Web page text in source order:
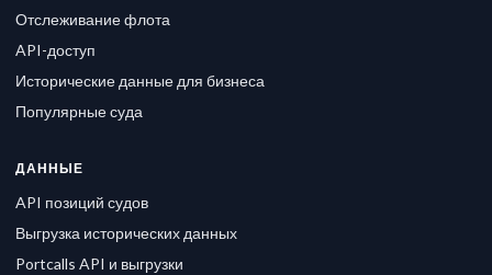
Отслеживание флота
API-доступ
Исторические данные для бизнеса
Популярные суда
ДАННЫЕ
API позиций судов
Выгрузка исторических данных
Portcalls API и выгрузки